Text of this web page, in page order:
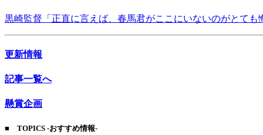
黒崎監督「正直に言えば、春馬君がここにいないのがとても
更新情報
記事一覧へ
懸賞企画
■ TOPICS -おすすめ情報-